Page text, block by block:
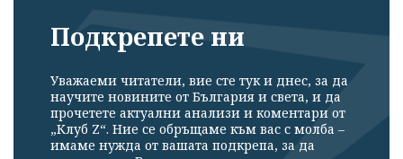
Подкрепете ни
Уважаеми читатели, вие сте тук и днес, за да
научите новините от България и света, и да
прочетете актуални анализи и коментари от
„Клуб Z“. Ние се обръщаме към вас с молба –
имаме нужда от вашата подкрепа, за да